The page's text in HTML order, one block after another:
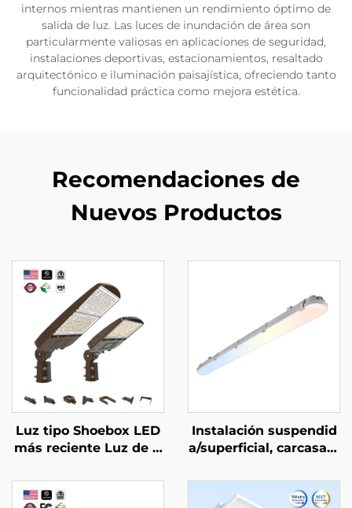
internos mientras mantienen un rendimiento óptimo de
salida de luz. Las luces de inundación de área son
particularmente valiosas en aplicaciones de seguridad,
instalaciones deportivas, estacionamientos, resaltado
arquitectónico e iluminación paisajística, ofreciendo tanto
funcionalidad práctica como mejora estética.
Recomendaciones de
Nuevos Productos
Luz tipo Shoebox LED
más reciente Luz de C
es de Área Exterior par
a Casas
Instalación suspendid
a/superficial, carcasa d
LED hermético, 125lm/
w, 5CCT, 4 pies, 45W, l